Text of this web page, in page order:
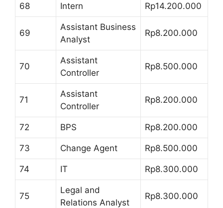
68 Intern Rp14.200.000
69
Assistant Business
Analyst
Rp8.200.000
70
Assistant
Controller
Rp8.500.000
71
Assistant
Controller
Rp8.200.000
72 BPS Rp8.200.000
73 Change Agent Rp8.500.000
74 IT Rp8.300.000
75
Legal and
Relations Analyst
Rp8.300.000